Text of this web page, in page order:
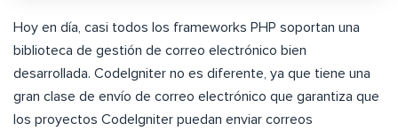
Hoy en día, casi todos los frameworks PHP soportan una
biblioteca de gestión de correo electrónico bien
desarrollada. CodeIgniter no es diferente, ya que tiene una
gran clase de envío de correo electrónico que garantiza que
los proyectos CodeIgniter puedan enviar correos